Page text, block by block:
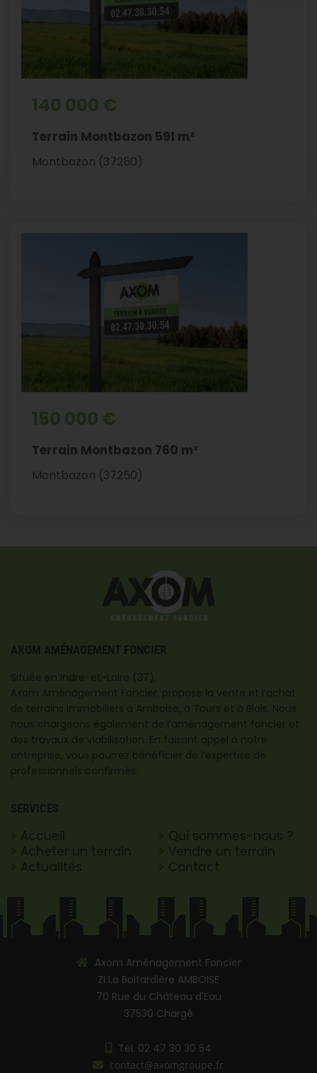
140 000 €
Terrain Montbazon 591 m²
Montbazon (37250)
150 000 €
Terrain Montbazon 760 m²
Montbazon (37250)
AXOM AMÉNAGEMENT FONCIER
Située en Indre-et-Loire (37),
Axom Aménagement Foncier, propose la vente et l’achat
de terrains immobiliers à Amboise, à Tours et à Blois. Nous
nous chargeons également de l’aménagement foncier et
des travaux de viabilisation. En faisant appel à notre
entreprise, vous pourrez bénéficier de l’expertise de
professionnels confirmés.
SERVICES
Accueil
Qui sommes-nous ?
Acheter un terrain
Vendre un terrain
Actualités
Contact
Axom Aménagement Foncier
ZI La Boitardière AMBOISE
70 Rue du Château d'Eau
37530 Chargé
Tél. 02 47 30 30 54